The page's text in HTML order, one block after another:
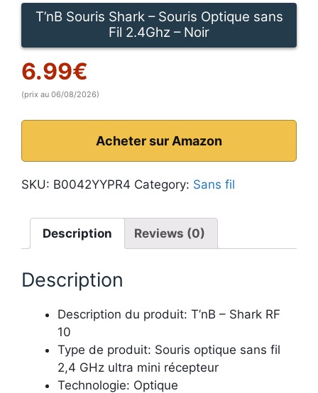
T’nB Souris Shark – Souris Optique sans
Fil 2.4Ghz – Noir
6.99€
(prix au 06/08/2026)
Acheter sur Amazon
SKU: B0042YYPR4 Category: Sans fil
Description Reviews (0)
Description
Description du produit: T’nB – Shark RF
10
Type de produit: Souris optique sans fil
2,4 GHz ultra mini récepteur
Technologie: Optique